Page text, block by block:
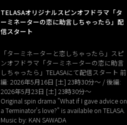
TELASAオリジナルスピンオフドラマ「タ
ーミネーターの恋に助言しちゃったら」配
信スタート
「ターミネーターと恋しちゃったら」スピ
ンオフドラマ「ターミネーターの恋に助言
しちゃったら」TELASAにて配信スタート 前
編: 2026年5月16日 [土] 23時30分〜 / 後編:
2026年5月23日 [土] 23時30分～
Original spin drama "What if I gave advice on
a Terminator's love?" is available on TELASA.
Music by: KAN SAWADA